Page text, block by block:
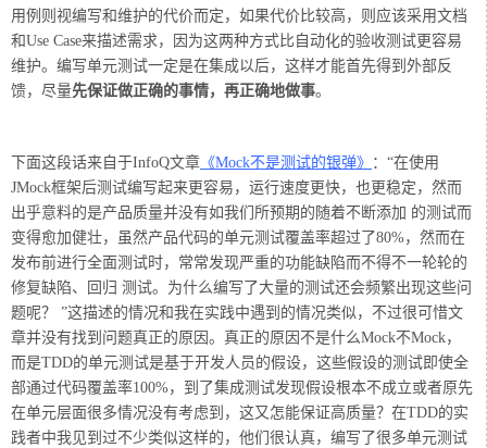
用例则视编写和维护的代价而定，如果代价比较高，则应该采用文档
和Use Case来描述需求，因为这两种方式比自动化的验收测试更容易
维护。编写单元测试一定是在集成以后，这样才能首先得到外部反
馈，尽量先保证做正确的事情，再正确地做事。
下面这段话来自于InfoQ文章 《Mock不是测试的银弹》 ：“在使用
JMock框架后测试编写起来更容易，运行速度更快，也更稳定，然而
出乎意料的是产品质量并没有如我们所预期的随着不断添加 的测试而
变得愈加健壮，虽然产品代码的单元测试覆盖率超过了80%，然而在
发布前进行全面测试时，常常发现严重的功能缺陷而不得不一轮轮的
修复缺陷、回归 测试。为什么编写了大量的测试还会频繁出现这些问
题呢？ ”这描述的情况和我在实践中遇到的情况类似，不过很可惜文
章并没有找到问题真正的原因。真正的原因不是什么Mock不Mock，
而是TDD的单元测试是基于开发人员的假设，这些假设的测试即使全
部通过代码覆盖率100%，到了集成测试发现假设根本不成立或者原先
在单元层面很多情况没有考虑到，这又怎能保证高质量？在TDD的实
践者中我见到过不少类似这样的，他们很认真，编写了很多单元测试